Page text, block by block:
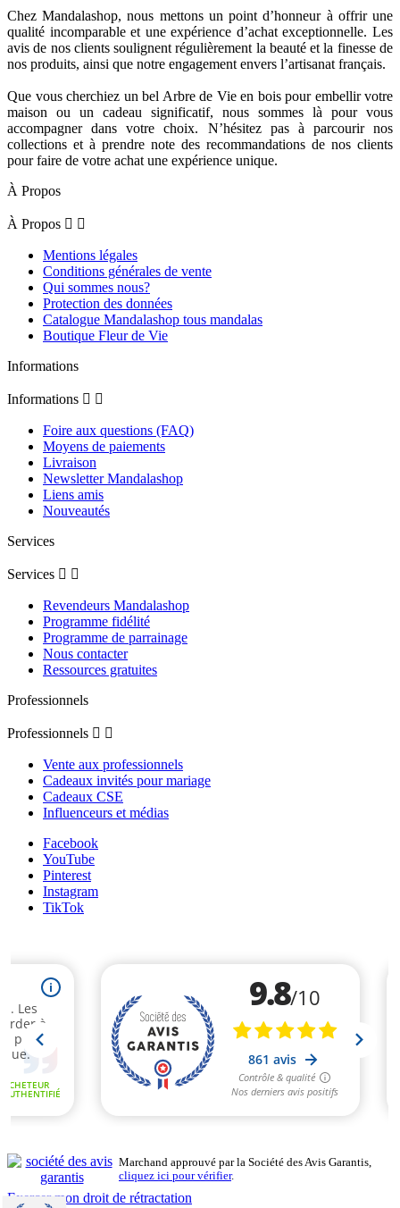
Chez Mandalashop, nous mettons un point d’honneur à offrir une
qualité incomparable et une expérience d’achat exceptionnelle. Les
avis de nos clients soulignent régulièrement la beauté et la finesse de
nos produits, ainsi que notre engagement envers l’artisanat français.
Que vous cherchiez un bel Arbre de Vie en bois pour embellir votre
maison ou un cadeau significatif, nous sommes là pour vous
accompagner dans votre choix. N’hésitez pas à parcourir nos
collections et à prendre note des recommandations de nos clients
pour faire de votre achat une expérience unique.
À Propos
À Propos  
Mentions légales
Conditions générales de vente
Qui sommes nous?
Protection des données
Catalogue Mandalashop tous mandalas
Boutique Fleur de Vie
Informations
Informations  
Foire aux questions (FAQ)
Moyens de paiements
Livraison
Newsletter Mandalashop
Liens amis
Nouveautés
Services
Services  
Revendeurs Mandalashop
Programme fidélité
Programme de parrainage
Nous contacter
Ressources gratuites
Professionnels
Professionnels  
Vente aux professionnels
Cadeaux invités pour mariage
Cadeaux CSE
Influenceurs et médias
Facebook
YouTube
Pinterest
Instagram
TikTok
Marchand approuvé par la Société des Avis Garantis,
cliquez ici pour vérifier.
Exercer mon droit de rétractation